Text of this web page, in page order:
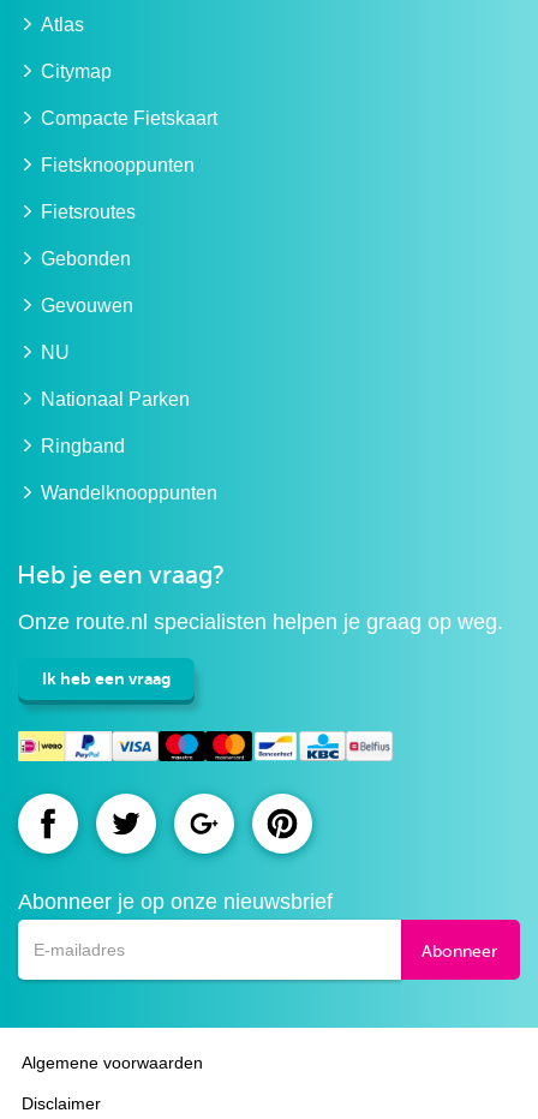
Atlas
Citymap
Compacte Fietskaart
Fietsknooppunten
Fietsroutes
Gebonden
Gevouwen
NU
Nationaal Parken
Ringband
Wandelknooppunten
Heb je een vraag?
Onze route.nl specialisten helpen je graag op weg.
Ik heb een vraag
Route.nl
Facebook
Route.nlRoute.nlRoute.nl
Abonneer je op onze nieuwsbrief
Abonneer
Algemene voorwaarden
Disclaimer